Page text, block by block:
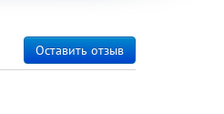
Оставить отзыв